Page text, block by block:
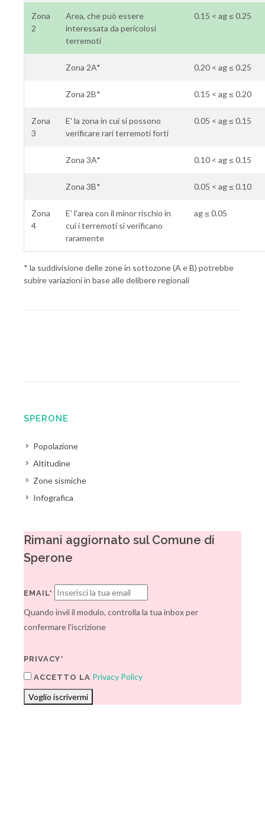
Zona
2
Area, che può essere
interessata da pericolosi
terremoti
0.15 < ag ≤ 0.25
Zona 2A* 0.20 < ag ≤ 0.25
Zona 2B* 0.15 < ag ≤ 0.20
Zona
3
E' la zona in cui si possono
verificare rari terremoti forti
0.05 < ag ≤ 0.15
Zona 3A* 0.10 < ag ≤ 0.15
Zona 3B* 0.05 < ag ≤ 0.10
Zona
4
E' l'area con il minor rischio in
cui i terremoti si verificano
raramente
ag ≤ 0.05
* la suddivisione delle zone in sottozone (A e B) potrebbe
subire variazioni in base alle delibere regionali
SPERONE
Popolazione
Altitudine
Zone sismiche
Infografica
Rimani aggiornato sul Comune di
Sperone
EMAIL*
Quando invii il modulo, controlla la tua inbox per
confermare l'iscrizione
PRIVACY*
ACCETTO LA Privacy Policy
Voglio iscrivermi